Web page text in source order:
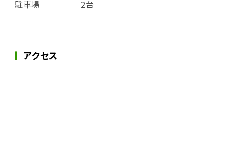
駐車場 2台
アクセス